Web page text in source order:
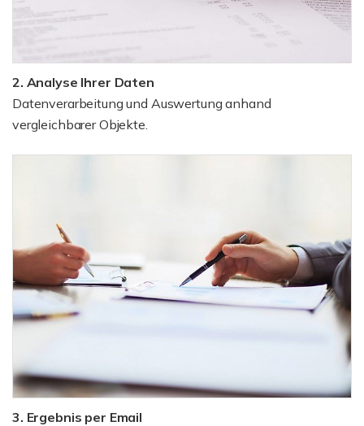
2. Analyse Ihrer Daten
Datenverarbeitung und Auswertung anhand
vergleichbarer Objekte.
3. Ergebnis per Email